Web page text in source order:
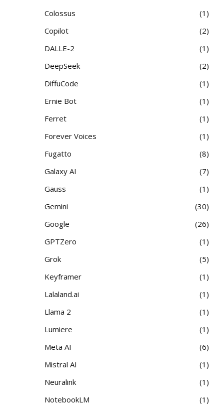
Colossus
1
Copilot
2
DALLE-2
1
DeepSeek
2
DiffuCode
1
Ernie Bot
1
Ferret
1
Forever Voices
1
Fugatto
8
Galaxy AI
7
Gauss
1
Gemini
30
Google
26
GPTZero
1
Grok
5
Keyframer
1
Lalaland.ai
1
Llama 2
1
Lumiere
1
Meta AI
6
Mistral AI
1
Neuralink
1
NotebookLM
1